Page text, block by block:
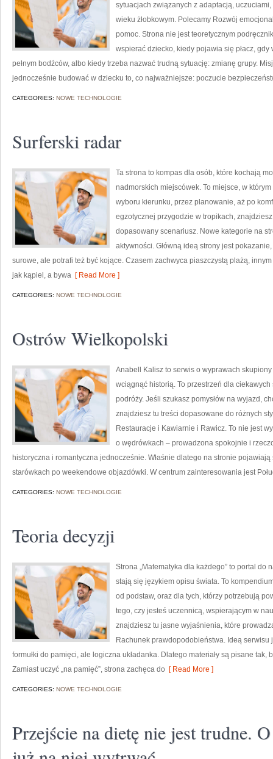
sytuacjach związanych z adaptacją,
wieku żłobkowym. Polecamy Rozwój
pomoc. Strona nie jest teoretycznym
wspierać dziecko, kiedy pojawia się płacz,
pełnym bodźców, albo kiedy trzeba nazwać trudną sytuację: zmianę grupy.
jednocześnie budować w dziecku to, co najważniejsze: poczucie
CATEGORIES: NOWE TECHNOLOGIE
Surferski radar
Ta strona to kompas dla osób, które kochają
nadmorskich miejscówek. To miejsce, w
wyboru kierunku, przez planowanie, aż po
egzotycznej przygodzie w tropikach,
dopasowany scenariusz. Nowe kategorie na
aktywności. Główną ideą strony jest
surowe, ale potrafi też być kojące. Czasem zachwyca piaszczystą plażą,
jak kąpiel, a bywa [ Read More ]
CATEGORIES: NOWE TECHNOLOGIE
Ostrów Wielkopolski
Anabell Kalisz to serwis o wyprawach
wciągnąć historią. To przestrzeń dla
podróży. Jeśli szukasz pomysłów na wyjazd,
znajdziesz tu treści dopasowane do różnych
Restauracje i Kawiarnie i Rawicz. To nie jest
o wędrówkach – prowadzona spokojnie i
historyczna i romantyczna jednocześnie. Właśnie dlatego na stronie
starówkach po weekendowe objazdówki. W centrum zainteresowania jest
CATEGORIES: NOWE TECHNOLOGIE
Teoria decyzji
Strona „Matematyka dla każdego” to portal do
stają się językiem opisu świata. To
od podstaw, oraz dla tych, którzy potrzebują
tego, czy jesteś uczennicą, wspierającym w
znajdziesz tu jasne wyjaśnienia, które
Rachunek prawdopodobieństwa. Ideą
formułki do pamięci, ale logiczna układanka. Dlatego materiały są pisane tak,
Zamiast uczyć „na pamięć”, strona zachęca do [ Read More ]
CATEGORIES: NOWE TECHNOLOGIE
Przejście na dietę nie jest trudne.